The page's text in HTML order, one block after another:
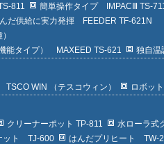
811
簡単操作タイプ IMPACⅢ TS-
だ供給に実力発揮 FEEDER TF-621N
能タイプ） MAXEED TS-621
独自温
WIN （テスコウィン）
ロボッ
クリーナーポット TP-811
水ローラ式
ット TJ-600
はんだプリヒート TW-